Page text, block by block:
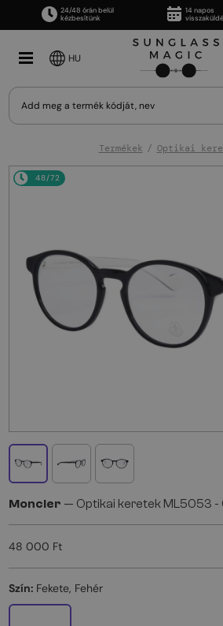
24/48 órán belül
kézbesítünk
14 napos
visszaküldés
HU
Termékek Optikai
48/72
Moncler — Optikai keretek ML5053
48 000 Ft
Szín: Fekete, Fehér